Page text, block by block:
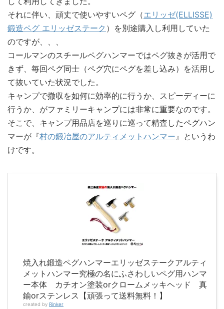
それに伴い、頑丈で使いやすいペグ（エリッゼ(ELLISSE)
鍛造ペグ エリッゼステーク ）を別途購入し利用していた
のですが、、、
コールマンのスチールペグハンマーではペグ抜きが活用で
きず、毎回ペグ同士（ペグ穴にペグを差し込み）を活用し
て抜いていた状況でした。
キャンプで撤収を如何に効率的に行うか、スピーディーに
行うか、がファミリーキャンプには非常に重要なのです。
そこで、キャンプ用品店を巡りに巡って精査したペグハン
マーが『村の鍛冶屋のアルティメットハンマー 』というわ
けです。
焼入れ鍛造ペグハンマーエリッゼステークアルティ
メットハンマー究極の名にふさわしいペグ用ハンマ
ー本体 カチオン塗装orクロームメッキヘッド 真
鍮orステンレス【頑張って送料無料！】
created by Rinker